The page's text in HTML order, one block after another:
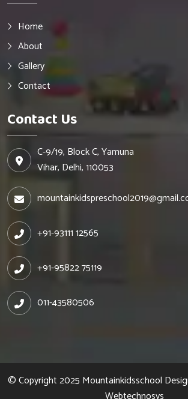
Home
About
Gallery
Contact
Contact Us
C-9/19, Block C, Yamuna
Vihar, Delhi, 110053
+91-93111 12565
+91-95822 75119
011-43580506
© Copyright 2025 Mountainkidsschool